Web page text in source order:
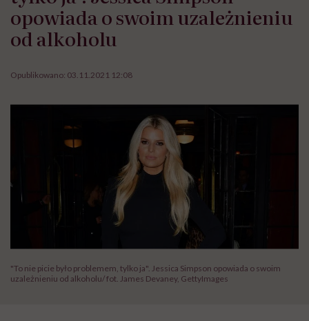
opowiada o swoim uzależnieniu
od alkoholu
Opublikowano: 03.11.2021 12:08
"To nie picie było problemem, tylko ja". Jessica Simpson opowiada o swoim
uzależnieniu od alkoholu/ fot. James Devaney, GettyImages